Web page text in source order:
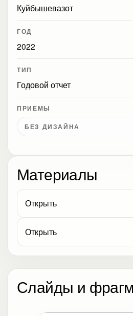
Куйбышевазот
ГОД
2022
ТИП
Годовой отчет
ПРИЕМЫ
БЕЗ ДИЗАЙНА
Материалы
Открыть
Открыть
Слайды и